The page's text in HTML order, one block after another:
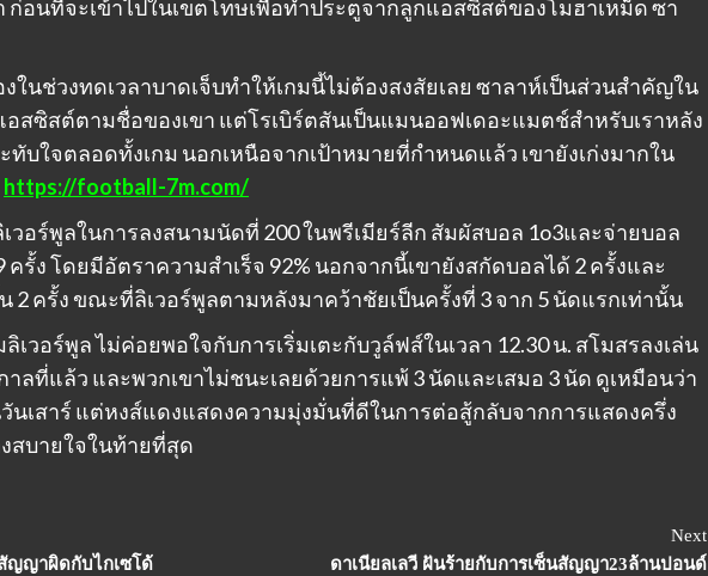
ก่อนที่จะเข้าไปในเขตโทษเพื่อทำประตูจากลูกแอสซิสต์ของโมฮาเหม็ด ซา
งในช่วงทดเวลาบาดเจ็บทำให้เกมนี้ไม่ต้องสงสัยเลย ซาลาห์เป็นส่วนสำคัญใน
อสซิสต์ตามชื่อของเขา แต่โรเบิร์ตสันเป็นแมนออฟเดอะแมตช์สำหรับเราหลัง
ทับใจตลอดทั้งเกม นอกเหนือจากเป้าหมายที่กำหนดแล้ว เขายังเก่งมากใน
https://football-7m.com/
วอร์พูลในการลงสนามนัดที่ 200 ในพรีเมียร์ลีก สัมผัสบอล 1o3และจ่ายบอล
ครั้ง โดยมีอัตราความสำเร็จ 92% นอกจากนี้เขายังสกัดบอลได้ 2 ครั้งและ
2 ครั้ง ขณะที่ลิเวอร์พูลตามหลังมาคว้าชัยเป็นครั้งที่ 3 จาก 5 นัดแรกเท่านั้น
เวอร์พูล ไม่ค่อยพอใจกับการเริ่มเตะกับวูล์ฟส์ในเวลา 12.30 น. สโมสรลงเล่น
าลที่แล้ว และพวกเขาไม่ชนะเลยด้วยการแพ้ 3 นัดและเสมอ 3 นัด ดูเหมือนว่า
นเสาร์ แต่หงส์แดงแสดงความมุ่งมั่นที่ดีในการต่อสู้กลับจากการแสดงครึ่ง
สบายใจในท้ายที่สุด
ญญาผิดกับไกเซโด้
Next
ดาเนียลเลวี ฝันร้ายกับการเซ็นสัญญา23ล้านปอนด์